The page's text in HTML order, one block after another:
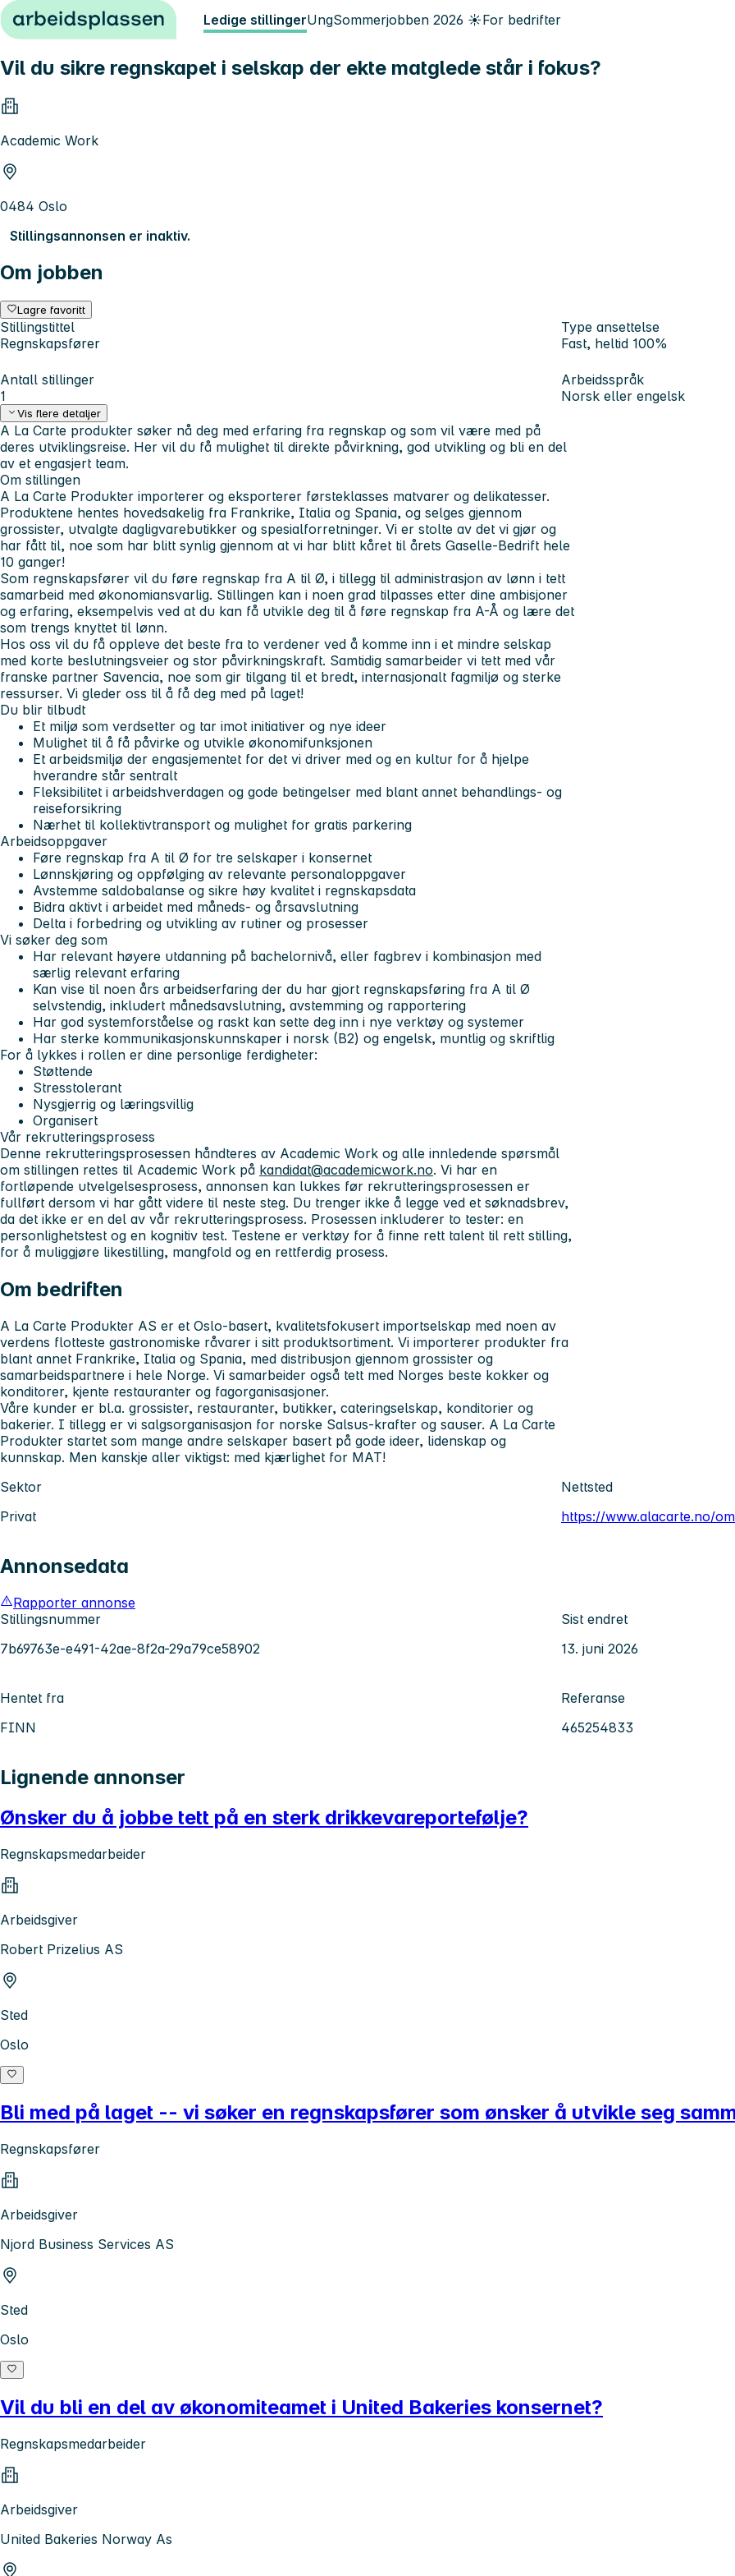
Hopp til innhold Ledige stillingerUngSommerjobben 2026 ☀️For bedrifter
Vil du sikre regnskapet i selskap der ekte matglede står i fokus?
Academic Work
0484 Oslo
Stillingsannonsen er inaktiv.
Om jobben
Lagre favoritt
Stillingstittel
Regnskapsfører
Type ansettelse
Fast, heltid 100%
Antall stillinger
1
Arbeidsspråk
Norsk eller engelsk
Vis flere detaljer
A La Carte produkter søker nå deg med erfaring fra regnskap og som vil være med på
deres utviklingsreise. Her vil du få mulighet til direkte påvirkning, god utvikling og bli en del
av et engasjert team.
Om stillingen
A La Carte Produkter importerer og eksporterer førsteklasses matvarer og delikatesser.
Produktene hentes hovedsakelig fra Frankrike, Italia og Spania, og selges gjennom
grossister, utvalgte dagligvarebutikker og spesialforretninger. Vi er stolte av det vi gjør og
har fått til, noe som har blitt synlig gjennom at vi har blitt kåret til årets Gaselle-Bedrift hele
10 ganger!
Som regnskapsfører vil du føre regnskap fra A til Ø, i tillegg til administrasjon av lønn i tett
samarbeid med økonomiansvarlig. Stillingen kan i noen grad tilpasses etter dine ambisjoner
og erfaring, eksempelvis ved at du kan få utvikle deg til å føre regnskap fra A-Å og lære det
som trengs knyttet til lønn.
Hos oss vil du få oppleve det beste fra to verdener ved å komme inn i et mindre selskap
med korte beslutningsveier og stor påvirkningskraft. Samtidig samarbeider vi tett med vår
franske partner Savencia, noe som gir tilgang til et bredt, internasjonalt fagmiljø og sterke
ressurser. Vi gleder oss til å få deg med på laget!
Du blir tilbudt
Et miljø som verdsetter og tar imot initiativer og nye ideer
Mulighet til å få påvirke og utvikle økonomifunksjonen
Et arbeidsmiljø der engasjementet for det vi driver med og en kultur for å hjelpe
hverandre står sentralt
Fleksibilitet i arbeidshverdagen og gode betingelser med blant annet behandlings- og
reiseforsikring
Nærhet til kollektivtransport og mulighet for gratis parkering
Arbeidsoppgaver
Føre regnskap fra A til Ø for tre selskaper i konsernet
Lønnskjøring og oppfølging av relevante personaloppgaver
Avstemme saldobalanse og sikre høy kvalitet i regnskapsdata
Bidra aktivt i arbeidet med måneds- og årsavslutning
Delta i forbedring og utvikling av rutiner og prosesser
Vi søker deg som
Har relevant høyere utdanning på bachelornivå, eller fagbrev i kombinasjon med
særlig relevant erfaring
Kan vise til noen års arbeidserfaring der du har gjort regnskapsføring fra A til Ø
selvstendig, inkludert månedsavslutning, avstemming og rapportering
Har god systemforståelse og raskt kan sette deg inn i nye verktøy og systemer
Har sterke kommunikasjonskunnskaper i norsk (B2) og engelsk, muntlig og skriftlig
For å lykkes i rollen er dine personlige ferdigheter:
Støttende
Stresstolerant
Nysgjerrig og læringsvillig
Organisert
Vår rekrutteringsprosess
Denne rekrutteringsprosessen håndteres av Academic Work og alle innledende spørsmål
om stillingen rettes til Academic Work på kandidat@academicwork.no. Vi har en
fortløpende utvelgelsesprosess, annonsen kan lukkes før rekrutteringsprosessen er
fullført dersom vi har gått videre til neste steg. Du trenger ikke å legge ved et søknadsbrev,
da det ikke er en del av vår rekrutteringsprosess. Prosessen inkluderer to tester: en
personlighetstest og en kognitiv test. Testene er verktøy for å finne rett talent til rett stilling,
for å muliggjøre likestilling, mangfold og en rettferdig prosess.
Om bedriften
A La Carte Produkter AS er et Oslo-basert, kvalitetsfokusert importselskap med noen av
verdens flotteste gastronomiske råvarer i sitt produktsortiment. Vi importerer produkter fra
blant annet Frankrike, Italia og Spania, med distribusjon gjennom grossister og
samarbeidspartnere i hele Norge. Vi samarbeider også tett med Norges beste kokker og
konditorer, kjente restauranter og fagorganisasjoner.
Våre kunder er bl.a. grossister, restauranter, butikker, cateringselskap, konditorier og
bakerier. I tillegg er vi salgsorganisasjon for norske Salsus-krafter og sauser. A La Carte
Produkter startet som mange andre selskaper basert på gode ideer, lidenskap og
kunnskap. Men kanskje aller viktigst: med kjærlighet for MAT!
Sektor
Privat
Nettsted
https://www.alacarte.no/
Annonsedata
Rapporter annonse
Stillingsnummer
7b69763e-e491-42ae-8f2a-29a79ce58902
Sist endret
13. juni 2026
Hentet fra
FINN
Referanse
465254833
Lignende annonser
Ønsker du å jobbe tett på en sterk drikkevareportefølje?
Regnskapsmedarbeider
Arbeidsgiver
Robert Prizelius AS
Sted
Oslo
Bli med på laget -- vi søker en regnskapsfører som ønsker å utvikle seg
Regnskapsfører
Arbeidsgiver
Njord Business Services AS
Sted
Oslo
Vil du bli en del av økonomiteamet i United Bakeries konsernet?
Regnskapsmedarbeider
Arbeidsgiver
United Bakeries Norway As